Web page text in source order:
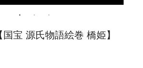
宝 源氏物語絵巻 橋姫】